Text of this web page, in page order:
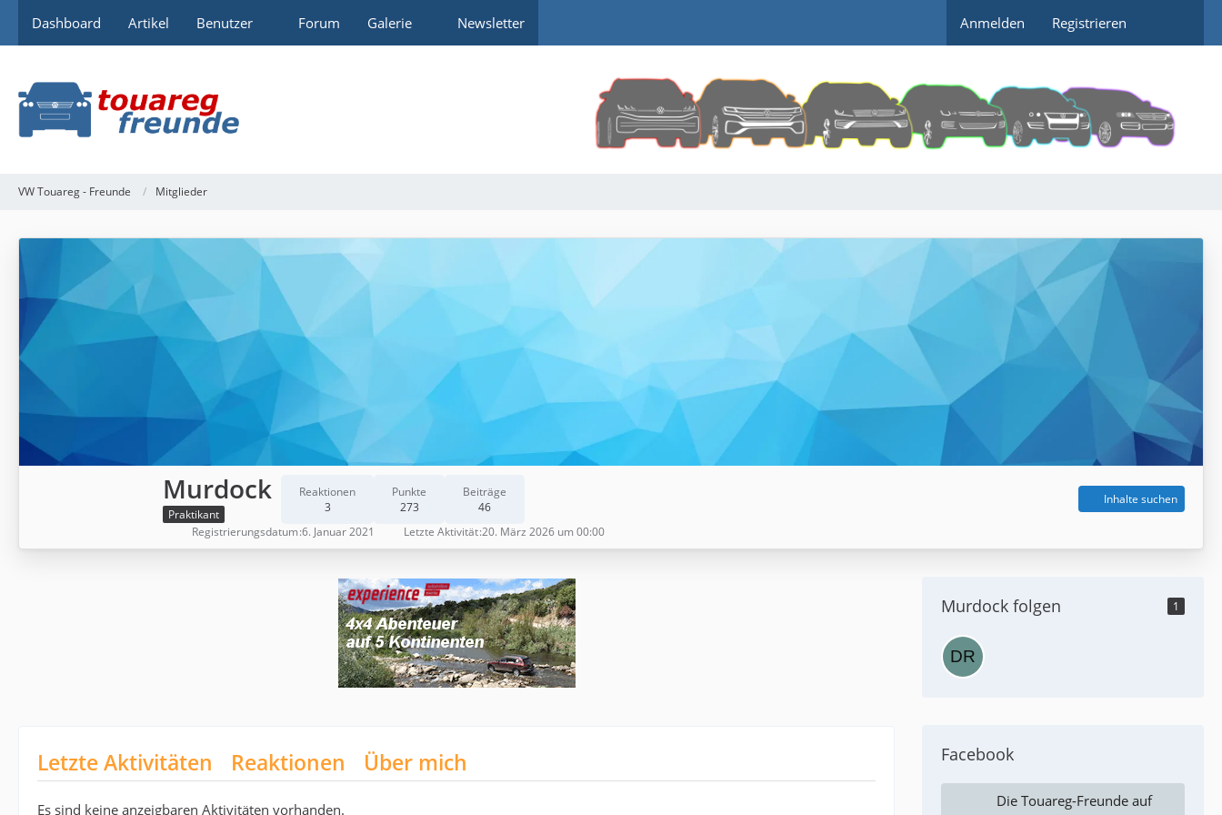
Dashboard Artikel Benutzer Forum Galerie Newsletter Anmelden Registrieren
VW Touareg - Freunde Mitglieder
Murdock
Praktikant
Reaktionen
3
Punkte
273
Beiträge
46
Inhalte suchen
Registrierungsdatum 6. Januar 2021 Letzte Aktivität 20. März 2026 um 00:00
Letzte Aktivitäten Reaktionen Über mich
Es sind keine anzeigbaren Aktivitäten vorhanden.
Murdock folgen 1
Facebook
Die Touareg-Freunde auf